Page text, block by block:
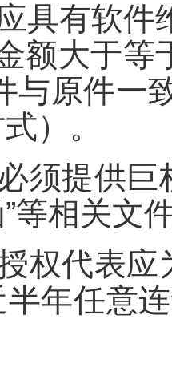
具有软件
额大于等
与原件一
）。
须提供巨
等相关文
权代表
年任意